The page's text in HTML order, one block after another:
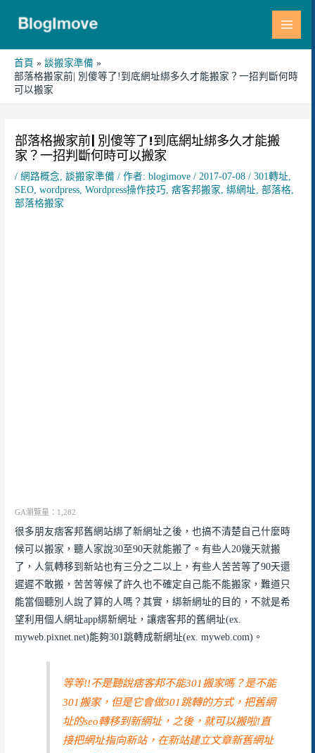
首頁
談搬家準備
部落格搬家前| 別傻等了!到底網址綁多久才能搬家？一招判斷何時
可以搬家
部落格搬家前| 別傻等了!到底網址綁多久才能搬
家？一招判斷何時可以搬家
/網路概念,談搬家準備 / 作者:blogimove/2017-07-08/301轉址,
SEO,wordpress,Wordpress操作技巧,痞客邦搬家,綁網址,部落格,
部落格搬家
GA瀏覽量：1,282
很多朋友痞客邦舊網站綁了新網址之後，也搞不清楚自己什麼時
候可以搬家，聽人家說30至90天就能搬了。有些人20幾天就搬
了，人氣轉移到新站也有三分之二以上，有些人苦苦等了90天還
遲遲不敢搬，苦苦等候了許久也不確定自己能不能搬家，難道只
能當個聽別人說了算的人嗎？其實，綁新網址的目的，不就是希
望利用個人網址app綁新網址，讓痞客邦的舊網址(ex.
myweb.pixnet.net)能夠301跳轉成新網址(ex. myweb.com)。
等等!!不是聽說痞客邦不能301搬家嗎？是不能
301搬家，但是它會做301跳轉的方式，把舊網
址的seo轉移到新網址，之後，就可以搬啦!直
接把網址指向新站，在新站建立文章新舊網址